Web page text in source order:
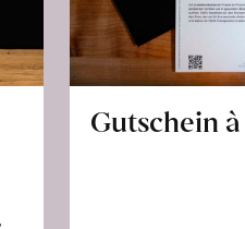
Gutschein